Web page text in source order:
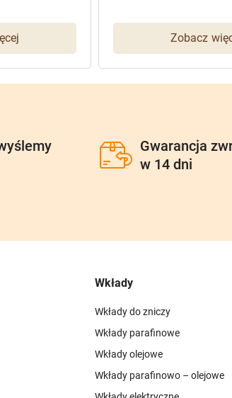
Zobacz
Gwarancja
w 14 dni
Wkłady
Wkłady do zniczy
Wkłady parafinowe
Wkłady olejowe
Wkłady parafinowo – olejowe